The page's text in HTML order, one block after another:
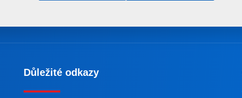
Důležité odkazy